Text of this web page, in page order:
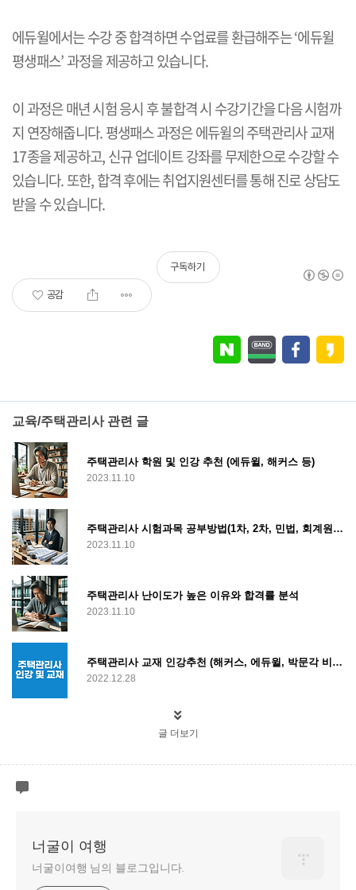
에듀윌에서는 수강 중 합격하면 수업료를 환급해주는 ‘에듀윌
평생패스’ 과정을 제공하고 있습니다.
이 과정은 매년 시험 응시 후 불합격 시 수강기간을 다음 시험까
지 연장해줍니다. 평생패스 과정은 에듀윌의 주택관리사 교재
17종을 제공하고, 신규 업데이트 강좌를 무제한으로 수강할 수
있습니다. 또한, 합격 후에는 취업지원센터를 통해 진로 상담도
받을 수 있습니다.
공감
구독하기
교육/주택관리사 관련 글
주택관리사 학원 및 인강 추천 (에듀윌, 해커스 등)
2023.11.10
주택관리사 시험과목 공부방법(1차, 2차, 민법, 회계원리 등)
2023.11.10
주택관리사 난이도가 높은 이유와 합격률 분석
2023.11.10
주택관리사 교재 인강추천 (해커스, 에듀윌, 박문각 비교)
2022.12.28
글 더보기
너굴이 여행
너굴이여행 님의 블로그입니다.